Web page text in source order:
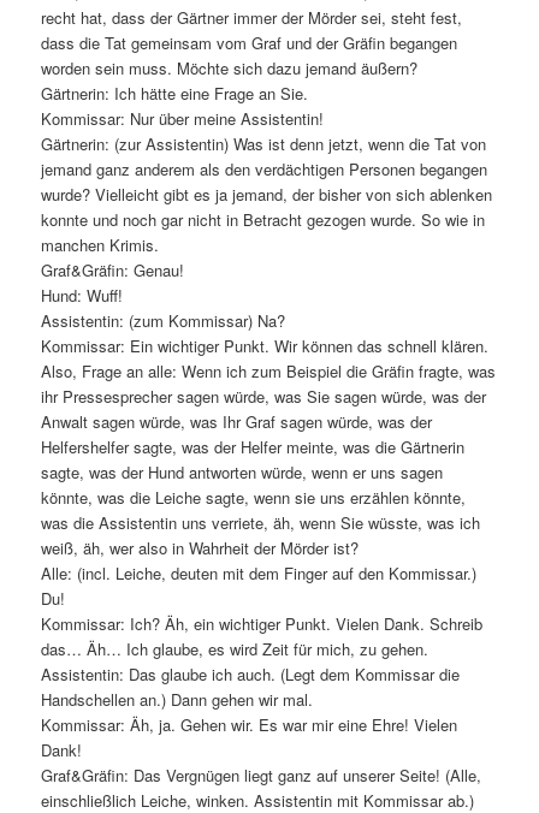
recht hat, dass der Gärtner immer der Mörder sei, steht fest,
dass die Tat gemeinsam vom Graf und der Gräfin begangen
worden sein muss. Möchte sich dazu jemand äußern?
Gärtnerin: Ich hätte eine Frage an Sie.
Kommissar: Nur über meine Assistentin!
Gärtnerin: (zur Assistentin) Was ist denn jetzt, wenn die Tat von
jemand ganz anderem als den verdächtigen Personen begangen
wurde? Vielleicht gibt es ja jemand, der bisher von sich ablenken
konnte und noch gar nicht in Betracht gezogen wurde. So wie in
manchen Krimis.
Graf&Gräfin: Genau!
Hund: Wuff!
Assistentin: (zum Kommissar) Na?
Kommissar: Ein wichtiger Punkt. Wir können das schnell klären.
Also, Frage an alle: Wenn ich zum Beispiel die Gräfin fragte, was
ihr Pressesprecher sagen würde, was Sie sagen würde, was der
Anwalt sagen würde, was Ihr Graf sagen würde, was der
Helfershelfer sagte, was der Helfer meinte, was die Gärtnerin
sagte, was der Hund antworten würde, wenn er uns sagen
könnte, was die Leiche sagte, wenn sie uns erzählen könnte,
was die Assistentin uns verriete, äh, wenn Sie wüsste, was ich
weiß, äh, wer also in Wahrheit der Mörder ist?
Alle: (incl. Leiche, deuten mit dem Finger auf den Kommissar.)
Du!
Kommissar: Ich? Äh, ein wichtiger Punkt. Vielen Dank. Schreib
das… Äh… Ich glaube, es wird Zeit für mich, zu gehen.
Assistentin: Das glaube ich auch. (Legt dem Kommissar die
Handschellen an.) Dann gehen wir mal.
Kommissar: Äh, ja. Gehen wir. Es war mir eine Ehre! Vielen
Dank!
Graf&Gräfin: Das Vergnügen liegt ganz auf unserer Seite! (Alle,
einschließlich Leiche, winken. Assistentin mit Kommissar ab.)